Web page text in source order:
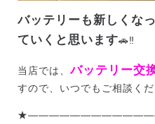
バッテリーも新しくな
ていくと思います🚗‼️
当店では、バッテリー交
すので、いつでもご相談く